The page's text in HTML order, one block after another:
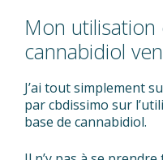
Mon utilisation
cannabidiol
J’ai tout simplement
par cbdissimo sur
base de cannabidiol.